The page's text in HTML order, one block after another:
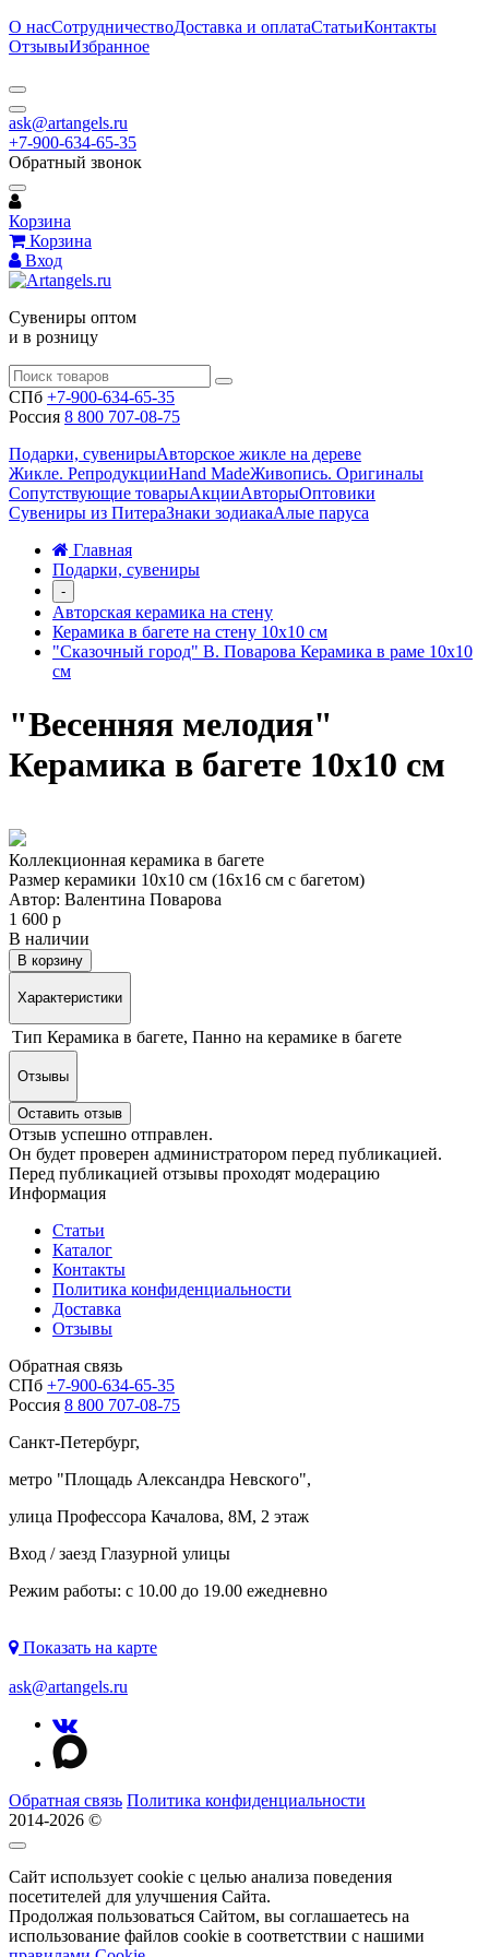
О насСотрудничествоДоставка и оплатаСтатьиКонтакты
ОтзывыИзбранное
ask@artangels.ru
+7-900-634-65-35
Обратный звонок
Корзина
Корзина
Вход
Сувениры оптом
и в розницу
СПб +7-900-634-65-35
Россия 8 800 707-08-75
Подарки, сувенирыАвторское жикле на дереве
Жикле. РепродукцииHand MadeЖивопись. Оригиналы
Сопутствующие товарыАкцииАвторыОптовики
Сувениры из ПитераЗнаки зодиакаАлые паруса
Главная
Подарки, сувениры
-
Авторская керамика на стену
Керамика в багете на стену 10х10 см
"Сказочный город" В. Поварова Керамика в раме 10х10
см
"Весенняя мелодия"
Керамика в багете 10х10 см
Коллекционная керамика в багете
Размер керамики 10х10 см (16х16 см с багетом)
Автор: Валентина Поварова
1 600 р
В наличии
В корзину
Характеристики
Тип Керамика в багете, Панно на керамике в багете
Отзывы
Оставить отзыв
Отзыв успешно отправлен.
Он будет проверен администратором перед публикацией.
Перед публикацией отзывы проходят модерацию
Информация
Статьи
Каталог
Контакты
Политика конфиденциальности
Доставка
Отзывы
Обратная связь
СПб +7-900-634-65-35
Россия 8 800 707-08-75
Санкт-Петербург,
метро "Площадь Александра Невского",
улица Профессора Качалова, 8М, 2 этаж
Вход / заезд Глазурной улицы
Режим работы: с 10.00 до 19.00 ежедневно
Показать на карте
ask@artangels.ru
Обратная связь Политика конфиденциальности
2014-2026 ©
Сайт использует cookie с целью анализа поведения
посетителей для улучшения Сайта.
Продолжая пользоваться Сайтом, вы соглашаетесь на
использование файлов cookie в соответствии с нашими